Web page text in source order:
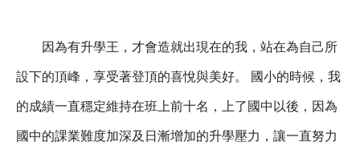
因為有升學王，才會造就出現在的我，站在為自己所
設下的頂峰，享受著登頂的喜悅與美好。 國小的時候，我
的成績一直穩定維持在班上前十名，上了國中以後，因為
國中的課業難度加深及日漸增加的升學壓力，讓一直努力